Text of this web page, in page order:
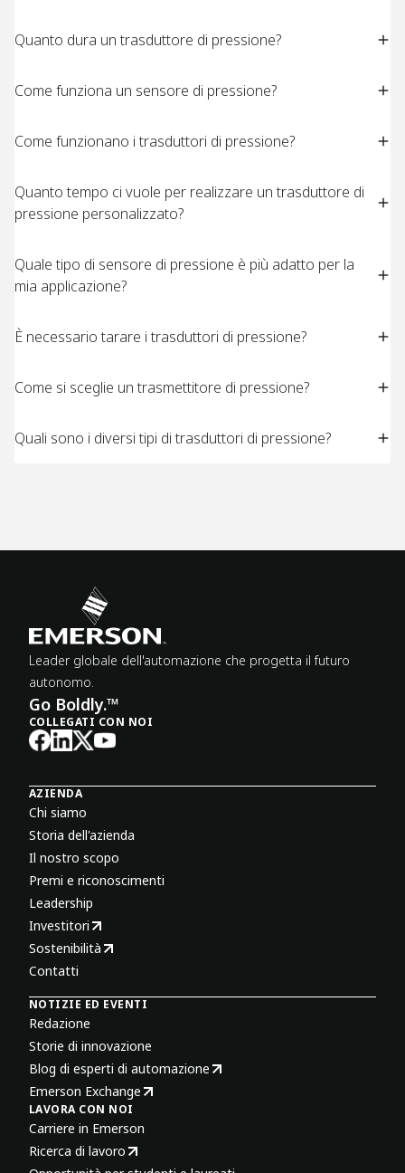
Quanto dura un trasduttore di pressione?
Come funziona un sensore di pressione?
Come funzionano i trasduttori di pressione?
Quanto tempo ci vuole per realizzare un trasduttore di
pressione personalizzato?
Quale tipo di sensore di pressione è più adatto per la
mia applicazione?
È necessario tarare i trasduttori di pressione?​
Come si sceglie un trasmettitore di pressione?
Quali sono i diversi tipi di trasduttori di pressione?
Leader globale dell'automazione che progetta il futuro
autonomo.
Go Boldly.™
COLLEGATI CON NOI
AZIENDA
Chi siamo
Storia dell'azienda
Il nostro scopo
Premi e riconoscimenti
Leadership
Investitori
Sostenibilità
Contatti
NOTIZIE ED EVENTI
Redazione
Storie di innovazione
Blog di esperti di automazione
Emerson Exchange
LAVORA CON NOI
Carriere in Emerson
Ricerca di lavoro